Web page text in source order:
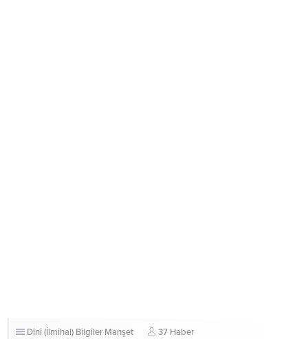
Dini (İlmihal) Bilgiler Manşet 37 Haber